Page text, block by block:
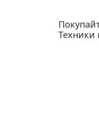
Техники